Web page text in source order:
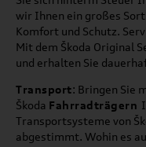
wir Ihnen ein großes
Komfort und Schutz.
Mit dem Škoda Original
und erhalten Sie
Transport: Bringen Sie
Škoda Fahrradträgern
Transportsysteme von
abgestimmt. Wohin es